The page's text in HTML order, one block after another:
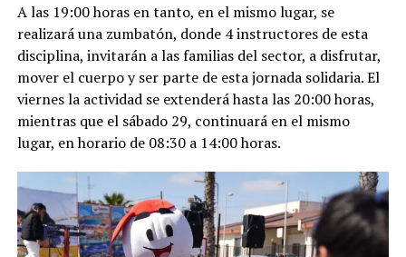
A las 19:00 horas en tanto, en el mismo lugar, se
realizará una zumbatón, donde 4 instructores de esta
disciplina, invitarán a las familias del sector, a disfrutar,
mover el cuerpo y ser parte de esta jornada solidaria. El
viernes la actividad se extenderá hasta las 20:00 horas,
mientras que el sábado 29, continuará en el mismo
lugar, en horario de 08:30 a 14:00 horas.